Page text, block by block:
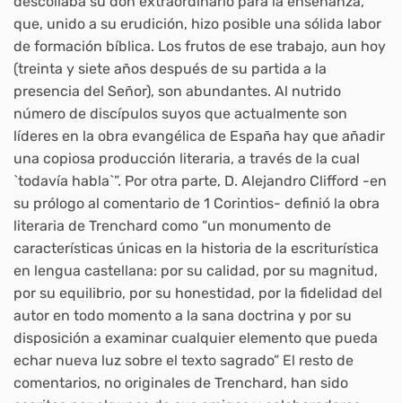
que, unido a su erudición, hizo posible una sólida labor
de formación bíblica. Los frutos de ese trabajo, aun hoy
(treinta y siete años después de su partida a la
presencia del Señor), son abundantes. Al nutrido
número de discípulos suyos que actualmente son
líderes en la obra evangélica de España hay que añadir
una copiosa producción literaria, a través de la cual
`todavía habla`”. Por otra parte, D. Alejandro Clifford -en
su prólogo al comentario de 1 Corintios- definió la obra
literaria de Trenchard como “un monumento de
características únicas en la historia de la escriturística
en lengua castellana: por su calidad, por su magnitud,
por su equilibrio, por su honestidad, por la fidelidad del
autor en todo momento a la sana doctrina y por su
disposición a examinar cualquier elemento que pueda
echar nueva luz sobre el texto sagrado” El resto de
comentarios, no originales de Trenchard, han sido